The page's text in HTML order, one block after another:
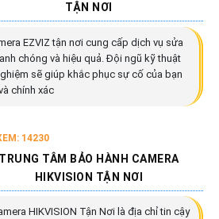
TẬN NƠI
EZVIZ tận nơi cung cấp dịch vụ sửa
chóng và hiệu quả. Đội ngũ kỹ thuật
sẽ giúp khắc phục sự cố của bạn
chính xác
14230
TRUNG TÂM BẢO HÀNH CAMERA
HIKVISION TẬN NƠI
HIKVISION Tận Nơi là địa chỉ tin cậy